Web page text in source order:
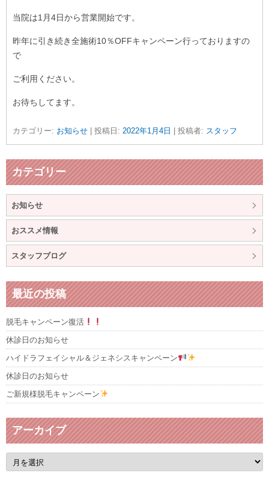
当院は1月4日から営業開始です。
昨年に引き続き全施術10％OFFキャンペーン行っておりますの
で
ご利用ください。
お待ちしてます。
カテゴリー: お知らせ | 投稿日: 2022年1月4日 投稿者: スタッフ
カテゴリー
お知らせ
おススメ情報
スタッフブログ
最近の投稿
脱毛キャンペーン復活
休診日のお知らせ
ハイドラフェイシャル＆ジェネシスキャンペーン
休診日のお知らせ
ご新規様脱毛キャンペーン
アーカイブ
ア
ー
カ